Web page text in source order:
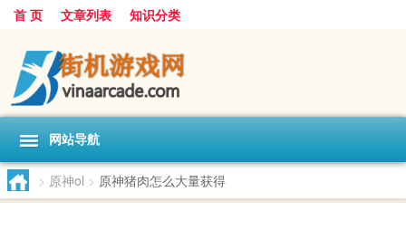
首 页 文章列表 知识分类
网站导航
> 原神ol > 原神猪肉怎么大量获得